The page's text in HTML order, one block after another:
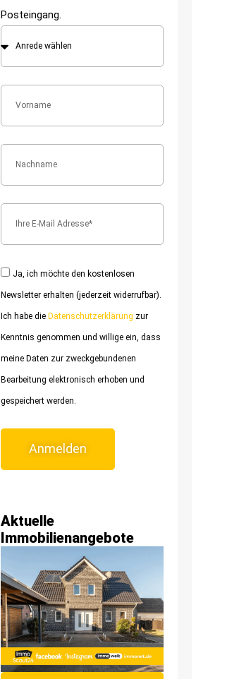
Posteingang.
Ja, ich möchte den kostenlosen
Newsletter erhalten (jederzeit widerrufbar).
Ich habe die Datenschutzerklärung zur
Kenntnis genommen und willige ein, dass
meine Daten zur zweckgebundenen
Bearbeitung elektronisch erhoben und
gespeichert werden.
Anmelden
Aktuelle
Immobilienangebote